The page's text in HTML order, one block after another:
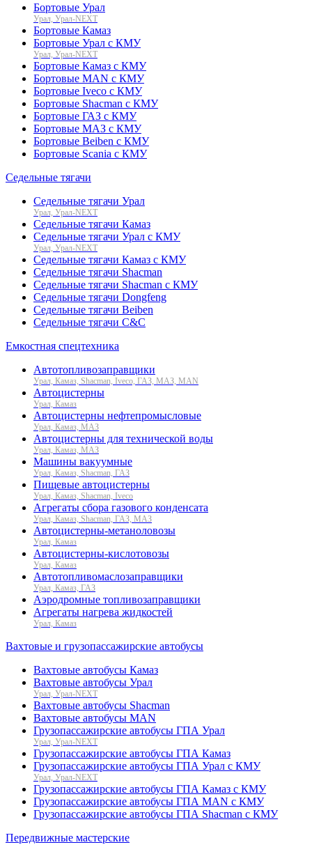
Бортовые Урал
Урал, Урал-NEXT
Бортовые Камаз
Бортовые Урал с КМУ
Урал, Урал-NEXT
Бортовые Камаз с КМУ
Бортовые MAN с КМУ
Бортовые Iveco с КМУ
Бортовые Shacman с КМУ
Бортовые ГАЗ с КМУ
Бортовые МАЗ с КМУ
Бортовые Beiben с КМУ
Бортовые Scania с КМУ
Седельные тягачи
Седельные тягачи Урал
Урал, Урал-NEXT
Седельные тягачи Камаз
Седельные тягачи Урал с КМУ
Урал, Урал-NEXT
Седельные тягачи Камаз с КМУ
Седельные тягачи Shacman
Седельные тягачи Shacman с КМУ
Седельные тягачи Dongfeng
Седельные тягачи Beiben
Седельные тягачи C&C
Емкостная спецтехника
Автотопливозаправщики
Урал, Камаз, Shacman, Iveco, ГАЗ, МАЗ, MAN
Автоцистерны
Урал, Камаз
Автоцистерны нефтепромысловые
Урал, Камаз, МАЗ
Автоцистерны для технической воды
Урал, Камаз, МАЗ
Машины вакуумные
Урал, Камаз, Shacman, ГАЗ
Пищевые автоцистерны
Урал, Камаз, Shacman, Iveco
Агрегаты сбора газового конденсата
Урал, Камаз, Shacman, ГАЗ, МАЗ
Автоцистерны-метаноловозы
Урал, Камаз
Автоцистерны-кислотовозы
Урал, Камаз
Автотопливомаслозаправщики
Урал, Камаз, ГАЗ
Аэродромные топливозаправщики
Агрегаты нагрева жидкостей
Урал, Камаз
Вахтовые и грузопассажирские автобусы
Вахтовые автобусы Камаз
Вахтовые автобусы Урал
Урал, Урал-NEXT
Вахтовые автобусы Shacman
Вахтовые автобусы MAN
Грузопассажирские автобусы ГПА Урал
Урал, Урал-NEXT
Грузопассажирские автобусы ГПА Камаз
Грузопассажирские автобусы ГПА Урал с КМУ
Урал, Урал-NEXT
Грузопассажирские автобусы ГПА Камаз с КМУ
Грузопассажирские автобусы ГПА MAN с КМУ
Грузопассажирские автобусы ГПА Shacman с КМУ
Передвижные мастерские